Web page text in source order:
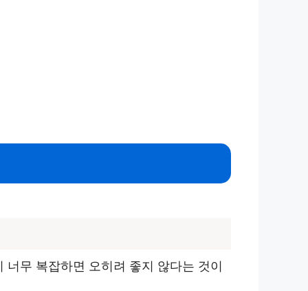
무 복잡하면 오히려 좋지 않다는 것이